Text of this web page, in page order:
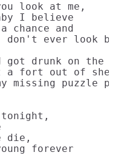
look at me,
I believe
and
don't ever look
got drunk on the
a fort out of
missing puzzle
die,
forever